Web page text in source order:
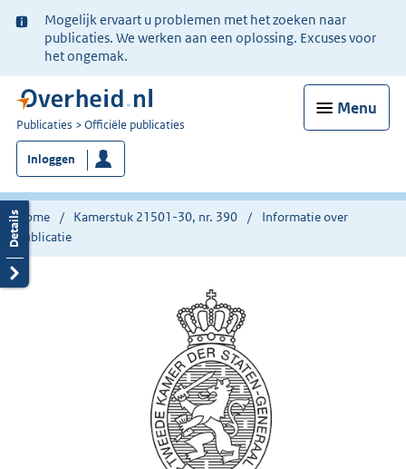
Ter
informatie:
Mogelijk ervaart u problemen met het zoeken naar
publicaties. We werken aan een oplossing. Excuses voor
het ongemak.
Menu
U
bent
nu
hier:
Publicaties Officiële publicaties
Inloggen
Home Kamerstuk 21501-30, nr. 390
Informatie over
publicatie